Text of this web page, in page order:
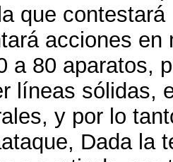
que
acciones
a 80 aparatos,
líneas sólidas,
y por lo
Dada la